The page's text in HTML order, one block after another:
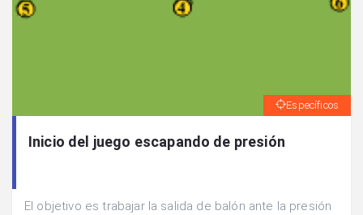
Específicos
Inicio del juego escapando de presión
El objetivo es trabajar la salida de balón ante la presión